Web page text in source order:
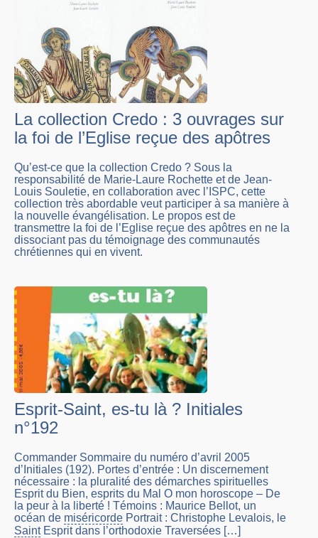
La collection Credo : 3 ouvrages sur
la foi de l’Eglise reçue des apôtres
Qu’est-ce que la collection Credo ? Sous la
responsabilité de Marie-Laure Rochette et de Jean-
Louis Souletie, en collaboration avec l’ISPC, cette
collection très abordable veut participer à sa manière à
la nouvelle évangélisation. Le propos est de
transmettre la foi de l’Eglise reçue des apôtres en ne la
dissociant pas du témoignage des communautés
chrétiennes qui en vivent.
Esprit-Saint, es-tu là ? Initiales
n°192
Commander Sommaire du numéro d’avril 2005
d’Initiales (192). Portes d’entrée : Un discernement
nécessaire : la pluralité des démarches spirituelles
Esprit du Bien, esprits du Mal O mon horoscope – De
la peur à la liberté ! Témoins : Maurice Bellot, un
océan de miséricorde Portrait : Christophe Levalois, le
SaintEsprit dans l’orthodoxie Traversées […]